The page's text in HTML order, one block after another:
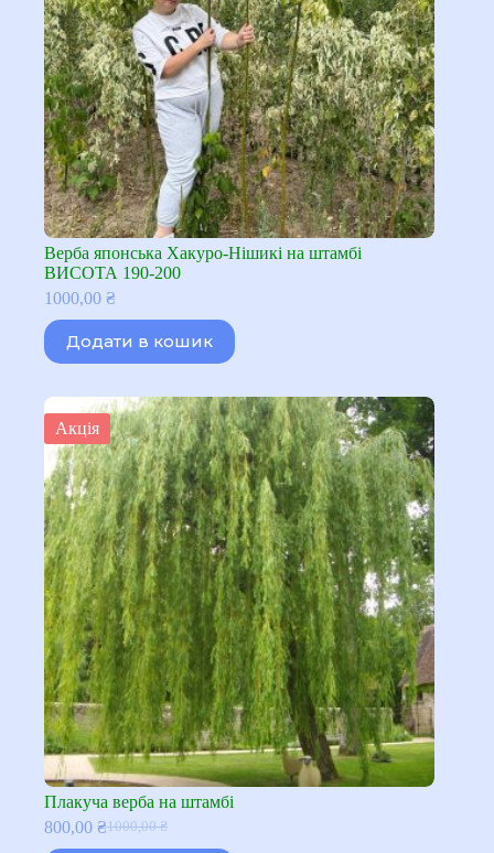
Верба японська Хакуро-Нішикі на штамбі
ВИСОТА 190-200
1000,00 ₴
Додати в кошик
Акція
Плакуча верба на штамбі
1000,00₴
Оригінальна
800,00 ₴Поточна